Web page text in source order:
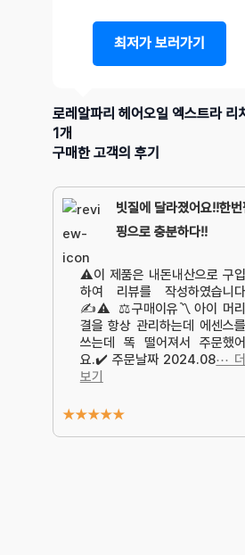
최저가 보러가기
로레알파리 헤어오일 엑스트라
1개
구매한 고객의 후기
빗질에 달라졌어요!!한번
핑으로 충분하다!!
⚠️이 제품은 내돈내산으로 구입
하여 리뷰를 작성하였습니다
✍️‍‍⚠️ ⚖️구매이유〽️아이 머리
결을 항상 관리하는데 에센스를
쓰는데 똑 떨어져서 주문했어
요.✔️ 주문날짜 2024.08⋯ 더
보기
★★★★★